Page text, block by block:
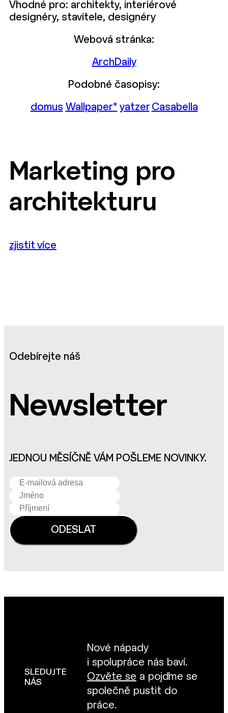
Vhodné pro: architekty, interiérové
designéry, stavitele, designéry
Webová stránka:
ArchDaily
Podobné časopisy:
domus Wallpaper* yatzer Casabella
Marketing pro
architekturu
zjistit více
Odebírejte náš
Newsletter
JEDNOU MĚSÍČNĚ VÁM POŠLEME NOVINKY.
SLEDUJTE
NÁS
Nové nápady
i spolupráce nás baví.
Ozvěte se a pojďme se
společně pustit do
práce.